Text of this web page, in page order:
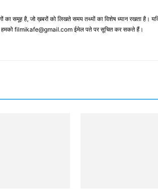
समूह है, जो ख़बरों को लिखते समय तथ्‍यों का विशेष ध्‍यान रखता है।
हमको filmikafe@gmail.com ईमेल पते पर सूचित कर सकते हैं।